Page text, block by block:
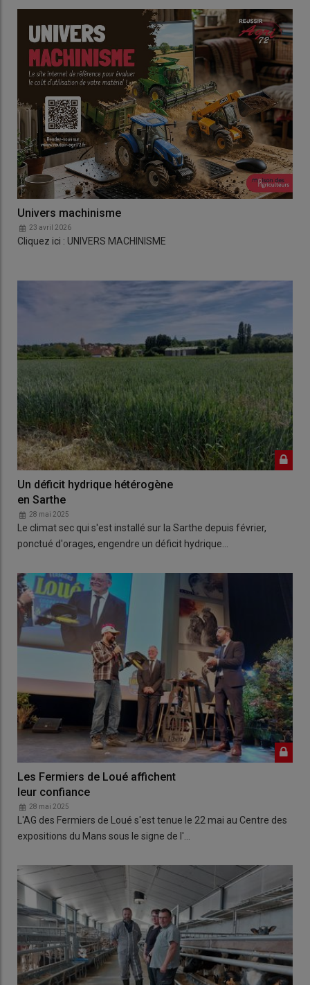
Univers machinisme
23 avril 2026
Cliquez ici : UNIVERS MACHINISME
Un déficit hydrique hétérogène
en Sarthe
28 mai 2025
Le climat sec qui s'est installé sur la Sarthe depuis février,
ponctué d'orages, engendre un déficit hydrique…
Les Fermiers de Loué affichent
leur confiance
28 mai 2025
L'AG des Fermiers de Loué s'est tenue le 22 mai au Centre des
expositions du Mans sous le signe de l'…